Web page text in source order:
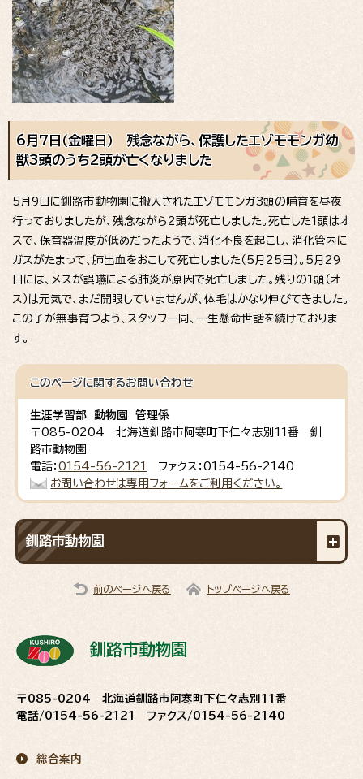
6月7日（金曜日） 残念ながら、保護したエゾモモンガ幼
獣3頭のうち2頭が亡くなりました
5月9日に釧路市動物園に搬入されたエゾモモンガ3頭の哺育を昼夜
行っておりましたが、残念ながら2頭が死亡しました。死亡した1頭はオ
スで、保育器温度が低めだったようで、消化不良を起こし、消化管内に
ガスがたまって、肺出血をおこして死亡しました（5月25日）。5月29
日には、メスが誤嚥による肺炎が原因で死亡しました。残りの1頭（オ
ス）は元気で、まだ開眼していませんが、体毛はかなり伸びてきました。
この子が無事育つよう、スタッフ一同、一生懸命世話を続けておりま
す。
このページに関するお問い合わせ
生涯学習部 動物園 管理係
〒085-0204 北海道釧路市阿寒町下仁々志別11番 釧
路市動物園
電話：0154-56-2121
ファクス：0154-56-2140
お問い合わせは専用フォームをご利用ください。
釧路市動物園
前のページへ戻る トップページへ戻る
釧路市動物園
〒085-0204 北海道釧路市阿寒町下仁々志別11番
電話/0154-56-2121 ファクス/0154-56-2140
総合案内